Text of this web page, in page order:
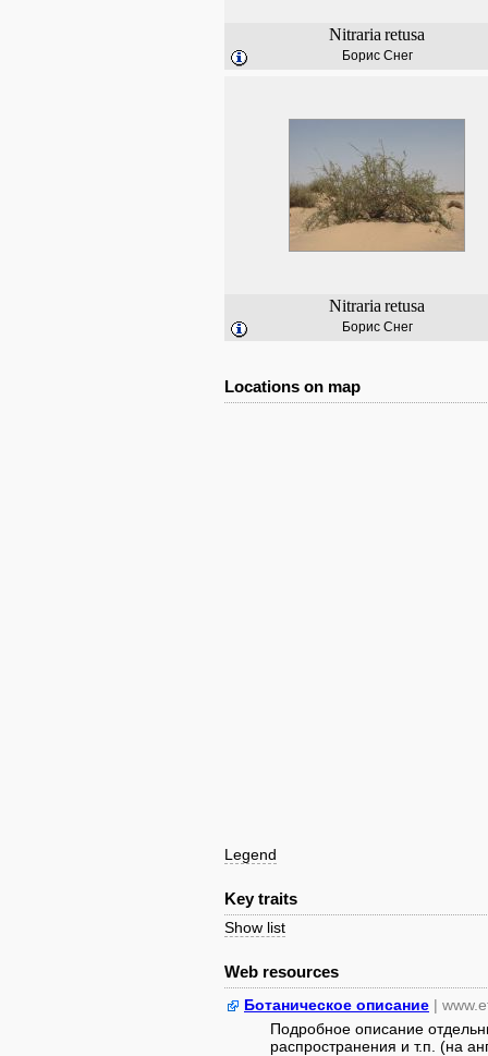
Nitraria retusa
Борис Снег
Nitraria retusa
Борис Снег
Locations on map
Legend
Key traits
Show list
Web resources
Ботаническое описание |
Подробное описание
распространения и т.п. (на